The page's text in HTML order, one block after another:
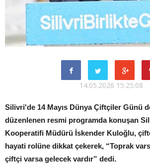
14.05.2026 15:25:08
Silivri'de 14 Mayıs Dünya Çiftçiler Günü
düzenlenen resmi programda konuşan
Kooperatifi Müdürü İskender Kuloğlu,
hayati rolüne dikkat çekerek, “Toprak
çiftçi varsa gelecek vardır” dedi.